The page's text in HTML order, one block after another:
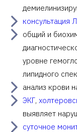
консультация
общий и
уровне
липидного
анализ крови
ЭКГ,
выявляет
суточное